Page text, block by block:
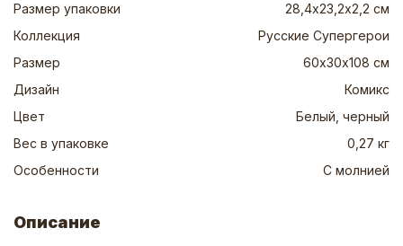
Размер упаковки
28,4х23,2х2,2 см
Коллекция
Русские Супергерои
Размер
60х30х108 см
Дизайн
Комикс
Цвет
Белый, черный
Вес в упаковке
0,27 кг
Особенности
С молнией
Описание